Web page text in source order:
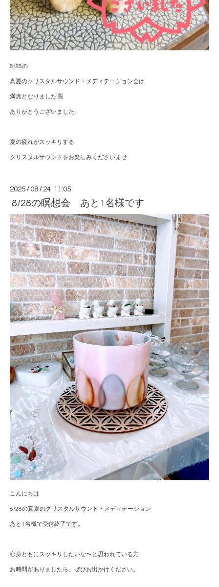
8/28の
真夏のクリスタルサウンド・メディテーション会は
満席となりました🈵
ありがとうございました。
夏の疲れがスッキリする
クリスタルサウンドをお楽しみくださいませ
2025 /08 / 24 11:05
8/28の瞑想会 あと1名様です
こんにちは
8/28の真夏のクリスタルサウンド・メディテーション
あと1名様で受付終了です。
心身ともにスッキリしたいな〜と思われている方
お時間がありましたら、ぜひお出かけください。